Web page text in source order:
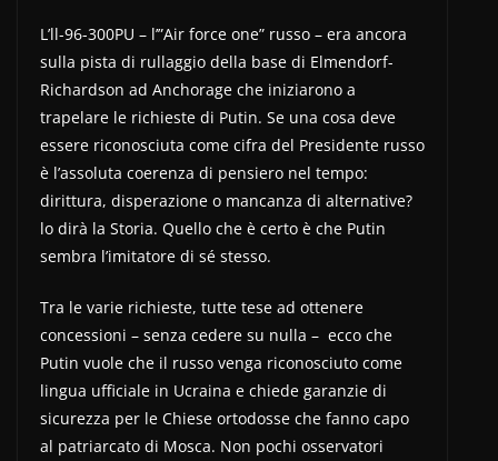
L’ll-96-300PU – l’”Air force one” russo – era ancora
sulla pista di rullaggio della base di Elmendorf-
Richardson ad Anchorage che iniziarono a
trapelare le richieste di Putin. Se una cosa deve
essere riconosciuta come cifra del Presidente russo
è l’assoluta coerenza di pensiero nel tempo:
dirittura, disperazione o mancanza di alternative?
lo dirà la Storia. Quello che è certo è che Putin
sembra l’imitatore di sé stesso.
Tra le varie richieste, tutte tese ad ottenere
concessioni – senza cedere su nulla – ecco che
Putin vuole che il russo venga riconosciuto come
lingua ufficiale in Ucraina e chiede garanzie di
sicurezza per le Chiese ortodosse che fanno capo
al patriarcato di Mosca. Non pochi osservatori